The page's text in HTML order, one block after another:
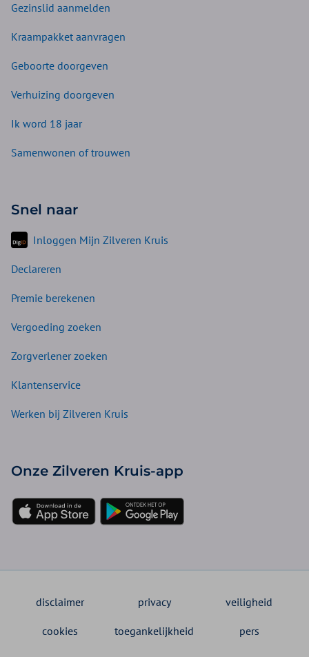
Gezinslid aanmelden
Kraampakket aanvragen
Geboorte doorgeven
Verhuizing doorgeven
Ik word 18 jaar
Samenwonen of trouwen
Snel naar
Inloggen Mijn Zilveren Kruis
Declareren
Premie berekenen
Vergoeding zoeken
Zorgverlener zoeken
Klantenservice
Werken bij Zilveren Kruis
Onze Zilveren Kruis-app
disclaimer privacy veiligheid
cookies toegankelijkheid pers